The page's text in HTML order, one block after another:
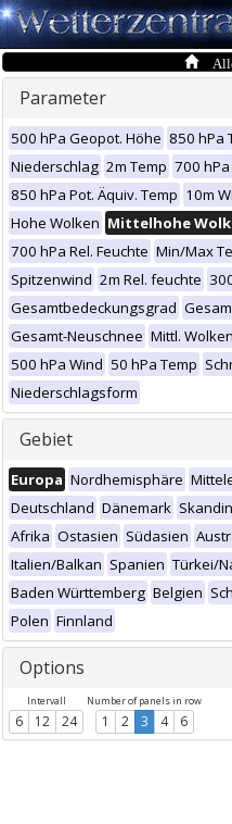
Parameter
500 hPa Geopot. Höhe 850 hPa
Niederschlag 2m Temp 700
850 hPa Pot. Äquiv. Temp 10m
Hohe Wolken Mittelhohe
700 hPa Rel. Feuchte Min/Max
Spitzenwind 2m Rel. feuchte
Gesamtbedeckungsgrad
Gesamt-Neuschnee Mittl. Wolken
500 hPa Wind 50 hPa Temp
Niederschlagsform
Gebiet
Europa Nordhemisphäre
Deutschland Dänemark
Afrika Ostasien Südasien
Italien/Balkan Spanien Türkei/
Baden Württemberg Belgien
Polen Finnland
Options
Intervall
6 12 24
Number of panels in row
1 2 3 4 6